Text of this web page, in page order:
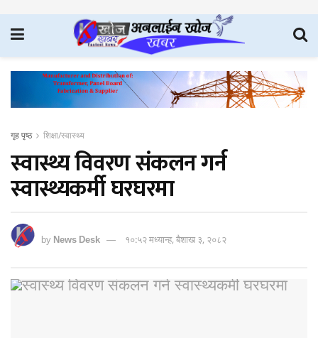
गृह पृष्ठ शिक्षा/स्वास्थ्य
स्वास्थ्य विवरण संकलन गर्न
स्वास्थ्यकर्मी घरघरमा
byNews Desk १०:५२ मध्यान्ह, बैशाख ३, २०८२